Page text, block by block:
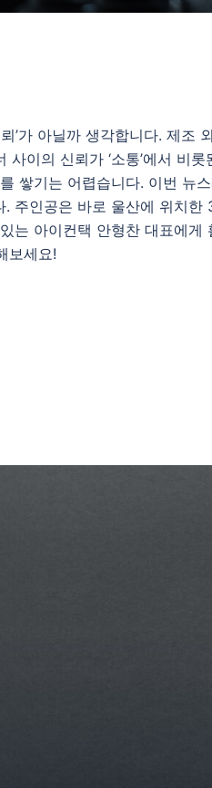
’가 아닐까 생각합니다. 제조
이의 신뢰가 ‘소통’에서 비롯
쌓기는 어렵습니다. 이번 뉴
주인공은 바로 울산에 위치한
는 아이컨택 안형찬 대표에게
보세요!